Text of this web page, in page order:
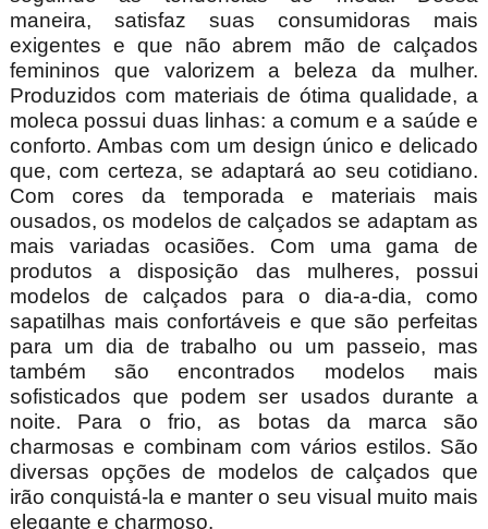
maneira, satisfaz suas consumidoras mais
exigentes e que não abrem mão de calçados
femininos que valorizem a beleza da mulher.
Produzidos com materiais de ótima qualidade, a
moleca possui duas linhas: a comum e a saúde e
conforto. Ambas com um design único e delicado
que, com certeza, se adaptará ao seu cotidiano.
Com cores da temporada e materiais mais
ousados, os modelos de calçados se adaptam as
mais variadas ocasiões. Com uma gama de
produtos a disposição das mulheres, possui
modelos de calçados para o dia-a-dia, como
sapatilhas mais confortáveis e que são perfeitas
para um dia de trabalho ou um passeio, mas
também são encontrados modelos mais
sofisticados que podem ser usados durante a
noite. Para o frio, as botas da marca são
charmosas e combinam com vários estilos. São
diversas opções de modelos de calçados que
irão conquistá-la e manter o seu visual muito mais
elegante e charmoso.